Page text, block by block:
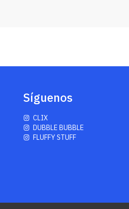
Síguenos
CLIX
DUBBLE BUBBLE
FLUFFY STUFF